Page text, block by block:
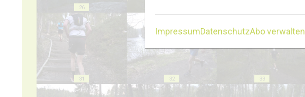
26
31 32 33
ImpressumDatenschutzAbo verwalten